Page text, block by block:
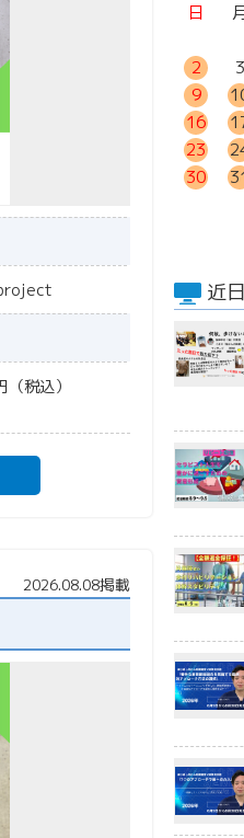
日
2
3
9
16
23
30
近
（税込）
2026.08.08掲載